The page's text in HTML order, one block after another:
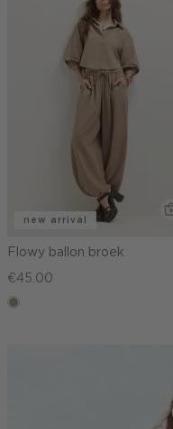
new arrival
Flowy ballon broek
€45.00
taupe,